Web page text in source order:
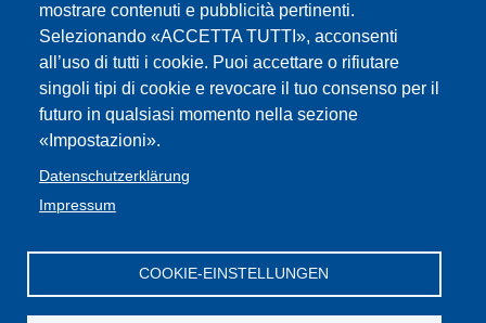
mostrare contenuti e pubblicità pertinenti.
Selezionando «ACCETTA TUTTI», acconsenti
all’uso di tutti i cookie. Puoi accettare o rifiutare
singoli tipi di cookie e revocare il tuo consenso per il
futuro in qualsiasi momento nella sezione
«Impostazioni».
Datenschutzerklärung
Impressum
COOKIE-EINSTELLUNGEN
Intendenza scolastica italiana
Intendenza scolastica tedesca
Intendenza scolastica ladina
Impressum
Web-
:Cookies
FLC /GBW Federazione
Lavoratori della Conoscenza Alto Adige
PrivacyContatti